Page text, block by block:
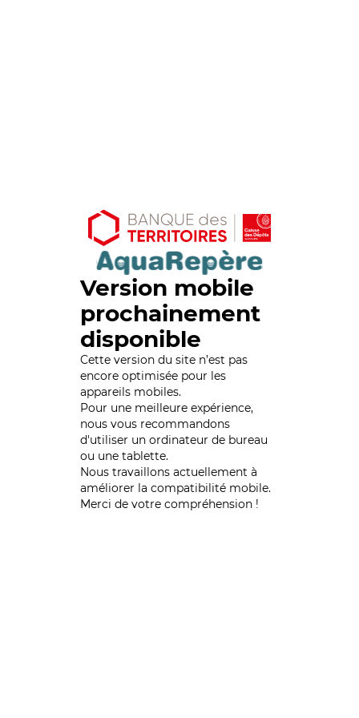
Version mobile
prochainement
disponible
Cette version du site n’est pas
encore optimisée pour les
appareils mobiles.
Pour une meilleure expérience,
nous vous recommandons
d'utiliser un ordinateur de bureau
ou une tablette.
Nous travaillons actuellement à
améliorer la compatibilité mobile.
Merci de votre compréhension !